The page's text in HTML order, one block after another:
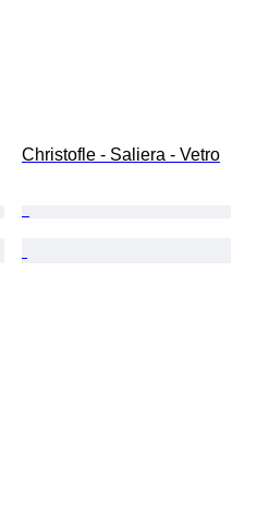
Christofle - Saliera - Vetro